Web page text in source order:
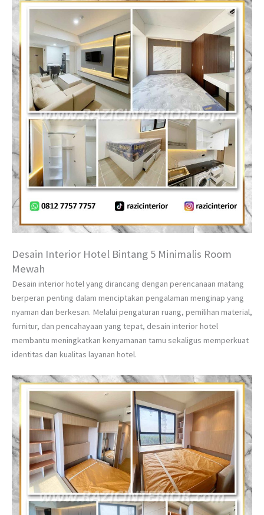
Desain Interior Hotel Bintang 5 Minimalis Room
Mewah
Desain interior hotel yang dirancang dengan perencanaan matang
berperan penting dalam menciptakan pengalaman menginap yang
nyaman dan berkesan. Melalui pengaturan ruang, pemilihan material,
furnitur, dan pencahayaan yang tepat, desain interior hotel
membantu meningkatkan kenyamanan tamu sekaligus memperkuat
identitas dan kualitas layanan hotel.